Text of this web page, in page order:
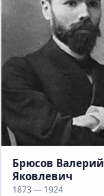
Брюсов Валерий
Яковлевич
1873 — 1924